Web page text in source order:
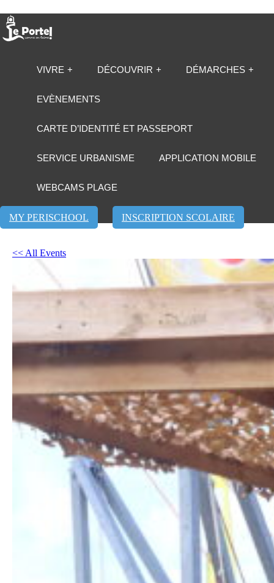
VIVRE DÉCOUVRIR DÉMARCHES
EVÈNEMENTS
CARTE D’IDENTITÉ ET PASSEPORT
SERVICE URBANISME APPLICATION MOBILE
WEBCAMS PLAGE
MY PERISCHOOL INSCRIPTION SCOLAIRE
<< All Events